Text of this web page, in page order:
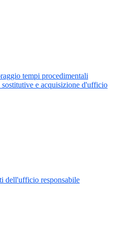
tempi procedimentali
e acquisizione d'ufficio
dell'ufficio responsabile